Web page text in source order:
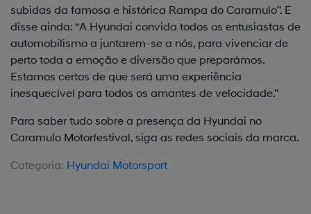
subidas da famosa e histórica Rampa do Caramulo”. E
disse ainda: “A Hyundai convida todos os entusiastas de
automobilismo a juntarem-se a nós, para vivenciar de
perto toda a emoção e diversão que preparámos.
Estamos certos de que será uma experiência
inesquecível para todos os amantes de velocidade.”
Para saber tudo sobre a presença da Hyundai no
Caramulo Motorfestival, siga as redes sociais da marca.
Categoria: Hyundai Motorsport